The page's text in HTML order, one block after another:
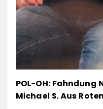
POL-OH: Fahndung
Michael S. Aus